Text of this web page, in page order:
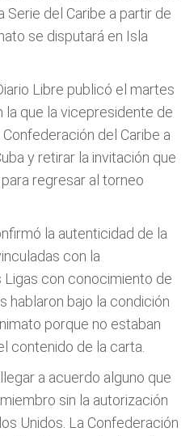
Serie del Caribe a partir de
se disputará en Isla
Libre publicó el martes
que la vicepresidente de
del Caribe a
y retirar la invitación que
regresar al torneo
la autenticidad de la
con la
Ligas con conocimiento de
hablaron bajo la condición
porque no estaban
contenido de la carta.
a acuerdo alguno que
sin la autorización
Unidos. La Confederación